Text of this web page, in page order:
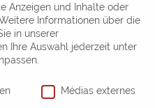
internationales
product and services, is intended to
Anzeigen und Inhalte oder
Informationen über die
in unserer
Ihre Auswahl jederzeit unter
Médias externes